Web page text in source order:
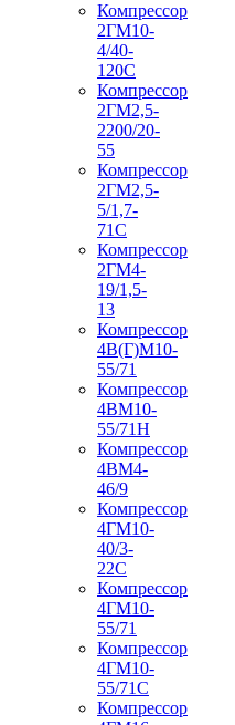
Компрессор
2ГМ10-
4/40-
120С
Компрессор
2ГМ2,5-
2200/20-
55
Компрессор
2ГМ2,5-
5/1,7-
71С
Компрессор
2ГМ4-
19/1,5-
13
Компрессор
4В(Г)М10-
55/71
Компрессор
4ВМ10-
55/71Н
Компрессор
4ВМ4-
46/9
Компрессор
4ГМ10-
40/3-
22С
Компрессор
4ГМ10-
55/71
Компрессор
4ГМ10-
55/71С
Компрессор